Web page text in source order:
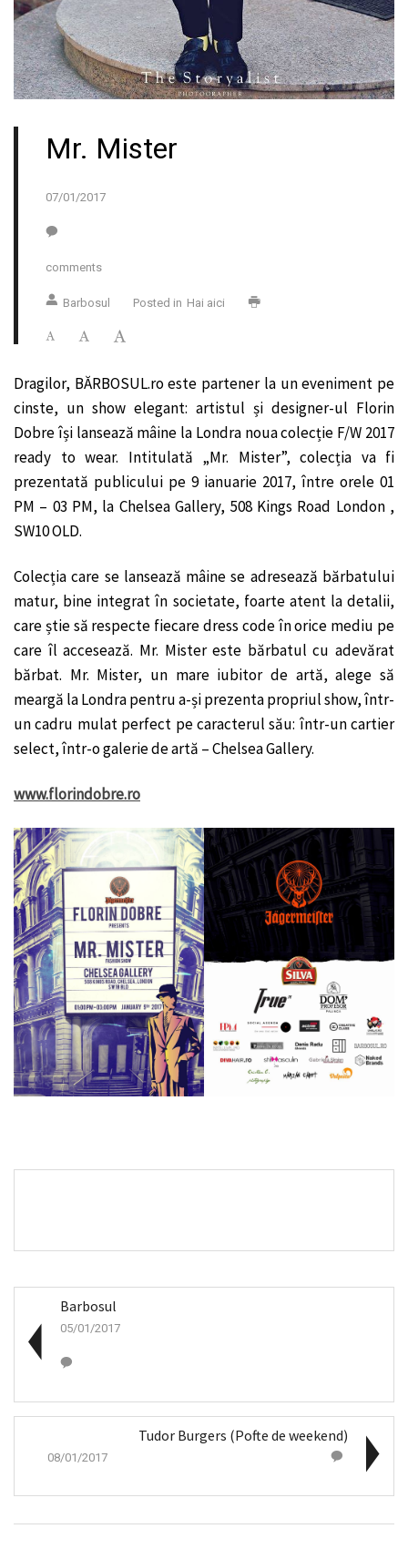
Mr. Mister
07/01/2017
comments
Barbosul Posted in Hai aici
Dragilor, BĂRBOSUL.ro este partener la un eveniment pe
cinste, un show elegant: artistul și designer-ul Florin
Dobre își lansează mâine la Londra noua colecție F/W 2017
ready to wear. Intitulată „Mr. Mister”, colecția va fi
prezentată publicului pe 9 ianuarie 2017, între orele 01
PM – 03 PM, la Chelsea Gallery, 508 Kings Road London ,
SW10 OLD.
Colecția care se lansează mâine se adresează bărbatului
matur, bine integrat în societate, foarte atent la detalii,
care știe să respecte fiecare dress code în orice mediu pe
care îl accesează. Mr. Mister este bărbatul cu adevărat
bărbat. Mr. Mister, un mare iubitor de artă, alege să
meargă la Londra pentru a-și prezenta propriul show, într-
un cadru mulat perfect pe caracterul său: într-un cartier
select, într-o galerie de artă – Chelsea Gallery.
www.florindobre.ro
Barbosul
05/01/2017
Tudor Burgers (Pofte de weekend)
08/01/2017